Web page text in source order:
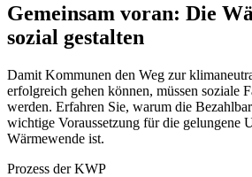
Gemeinsam voran: Die
sozial gestalten
Damit Kommunen den Weg zur
erfolgreich gehen können, müssen soziale
werden. Erfahren Sie, warum die
wichtige Voraussetzung für die gelungene
Wärmewende ist.
Prozess der KWP